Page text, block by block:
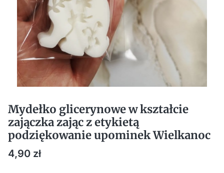
Mydełko glicerynowe w kształcie
zajączka zając z etykietą
podziękowanie upominek Wielkanoc
Cena
4,90 zł